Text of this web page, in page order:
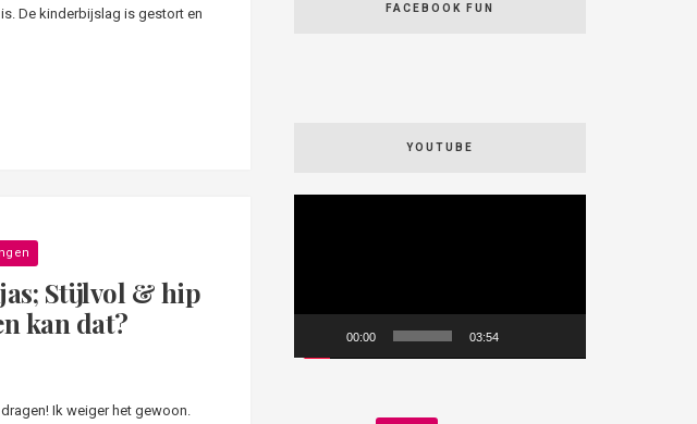
De kinderbijslag is gestort en
Stijlvol & hip
kan dat?
Ik weiger het gewoon.
FACEBOOK FUN
YOUTUBE
00:00 03:54